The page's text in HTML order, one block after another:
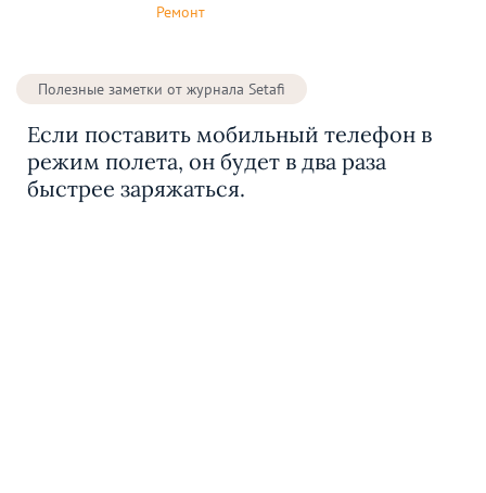
Ремонт
Полезные заметки от журнала Setafi